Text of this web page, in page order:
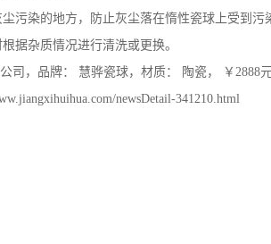
污染的地方，防止灰尘落在惰性瓷球上受到污
据杂质情况进行清洗或更换。
司，品牌： 慧骅瓷球，材质： 陶瓷， ￥2888
newsDetail-341210.html